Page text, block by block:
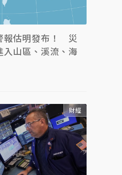
報估明發布！ 災
入山區、溪流、海
財經